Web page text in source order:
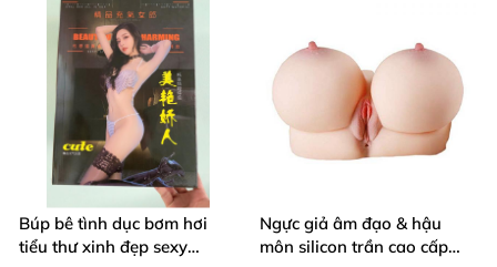
Búp bê tình dục bơm hơi
tiểu thư xinh đẹp sexy
Ngực giả âm đạo & hậu
môn silicon trần cao cấp